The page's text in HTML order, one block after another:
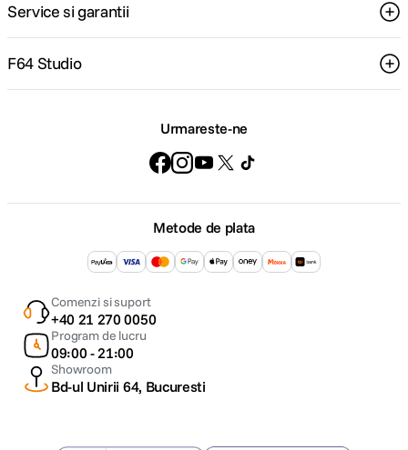
Service si garantii
F64 Studio
Urmareste-ne
Metode de plata
Comenzi si suport
+40 21 270 0050
Program de lucru
09:00 - 21:00
Showroom
Bd-ul Unirii 64, Bucuresti